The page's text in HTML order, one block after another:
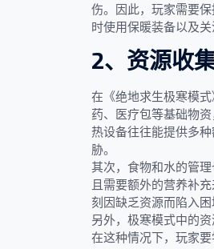
伤。因此，玩家需要
时使用保暖装备以及
2、资源收
在《绝地求生极寒模
药、医疗包等基础物
热设备往往能提供多
胁。
其次，食物和水的管
且需要额外的营养补
刻因缺乏资源而陷入困
另外，极寒模式中的
在这种情况下，玩家